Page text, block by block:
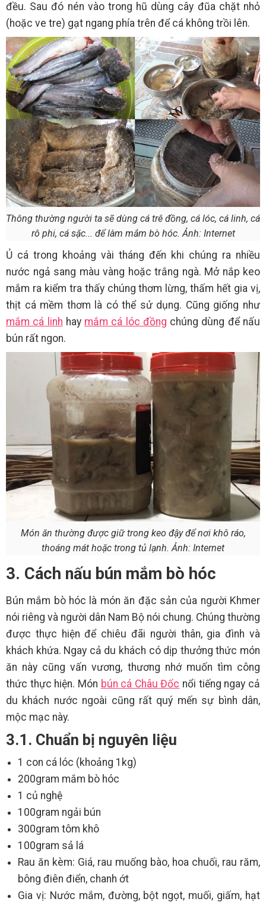
đều. Sau đó nén vào trong hũ dùng cây đũa chặt nhỏ
(hoặc ve tre) gạt ngang phía trên để cá không trồi lên.
Thông thường người ta sẽ dùng cá trê đồng, cá lóc, cá linh, cá
rô phi, cá sặc... để làm mắm bò hóc. Ảnh: Internet
Ủ cá trong khoảng vài tháng đến khi chúng ra nhiều
nước ngả sang màu vàng hoặc trắng ngà. Mở nắp keo
mắm ra kiểm tra thấy chúng thơm lừng, thấm hết gia vị,
thịt cá mềm thơm là có thể sử dụng. Cũng giống như
mắm cá linh hay mắm cá lóc đồng chúng dùng để nấu
bún rất ngon.
Món ăn thường được giữ trong keo đậy để nơi khô ráo,
thoáng mát hoặc trong tủ lạnh. Ảnh: Internet
3. Cách nấu bún mắm bò hóc
Bún mắm bò hóc là món ăn đặc sản của người Khmer
nói riêng và người dân Nam Bộ nói chung. Chúng thường
được thực hiện để chiêu đãi người thân, gia đình và
khách khứa. Ngay cả du khách có dịp thưởng thức món
ăn này cũng vấn vương, thương nhớ muốn tìm công
thức thực hiện. Món bún cá Châu Đốc nổi tiếng ngay cả
du khách nước ngoài cũng rất quý mến sự bình dân,
mộc mạc này.
3.1. Chuẩn bị nguyên liệu
1 con cá lóc (khoảng 1kg)
200gram mắm bò hóc
1 củ nghệ
100gram ngải bún
300gram tôm khô
100gram sả lá
Rau ăn kèm: Giá, rau muống bào, hoa chuối, rau răm,
bông điên điển, chanh ớt
Gia vị: Nước mắm, đường, bột ngọt, muối, giấm, hạt